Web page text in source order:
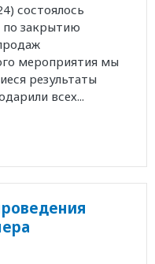
состоялось
по закрытию
мероприятия мы
результаты
всех...